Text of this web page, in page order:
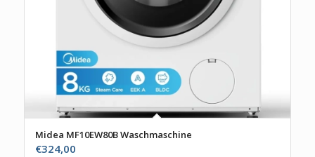
Midea MF10EW80B Waschmaschine
€324,00